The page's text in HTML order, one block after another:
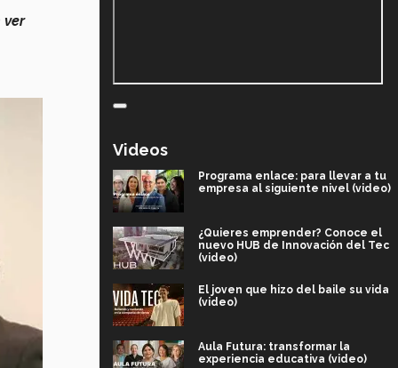
ver
Videos
Programa enlace: para llevar a tu
empresa al siguiente nivel (video)
¿Quieres emprender? Conoce el
nuevo HUB de Innovación del Tec
(video)
El joven que hizo del baile su vida
(video)
Aula Futura: transformar la
experiencia educativa (video)